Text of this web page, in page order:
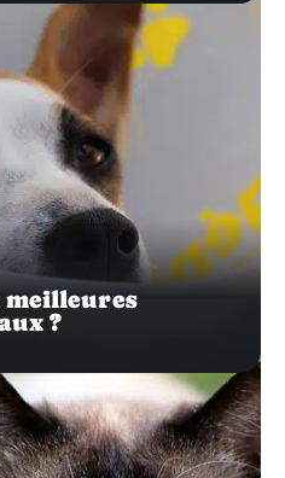
meilleures
?